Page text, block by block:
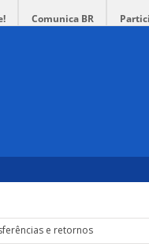
Comunica BR
e retornos